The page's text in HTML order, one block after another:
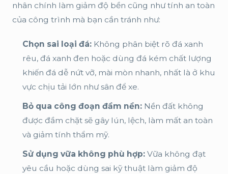
nhân chính làm giảm độ bền cũng như tính an toàn
của công trình mà bạn cần tránh như:
Chọn sai loại đá: Không phân biệt rõ đá xanh
rêu, đá xanh đen hoặc dùng đá kém chất lượng
khiến đá dễ nứt vỡ, mài mòn nhanh, nhất là ở khu
vực chịu tải lớn như sân để xe.
Bỏ qua công đoạn đầm nền: Nền đất không
được đầm chặt sẽ gây lún, lệch, làm mất an toàn
và giảm tính thẩm mỹ.
Sử dụng vữa không phù hợp: Vữa không đạt
yêu cầu hoặc dùng sai kỹ thuật làm giảm độ